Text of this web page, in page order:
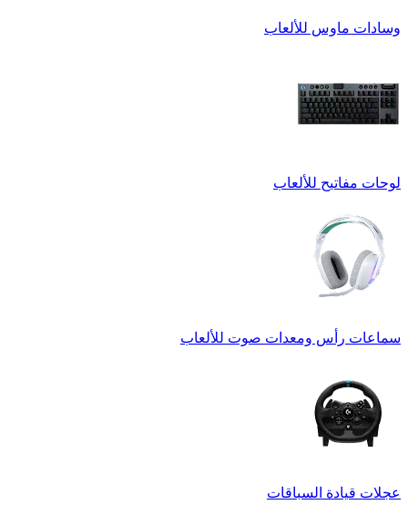
وسادات ماوس للألعاب
لوحات مفاتيح للألعاب
سماعات رأس ومعدات صوت للألعاب
عجلات قيادة السباقات